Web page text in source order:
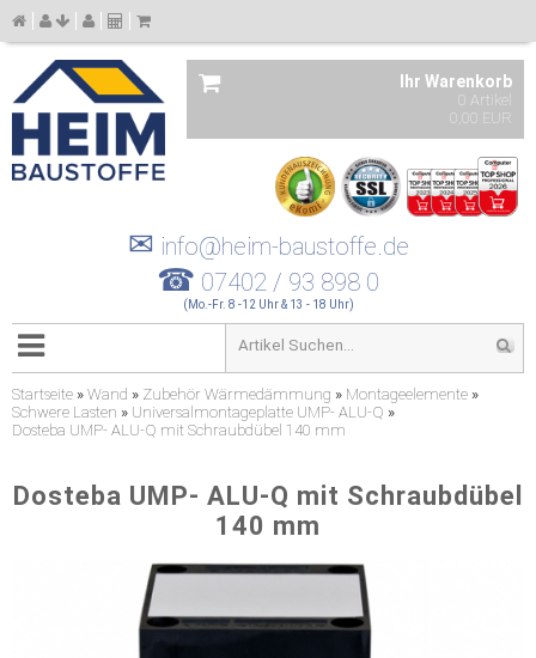
Ihr Warenkorb
0 Artikel
0,00 EUR
✉ info@heim-baustoffe.de
☎ 07402 / 93 898 0
(Mo.-Fr. 8 -12 Uhr & 13 - 18 Uhr)
Startseite » Wand » Zubehör Wärmedämmung » Montageelemente »
Schwere Lasten » Universalmontageplatte UMP- ALU-Q »
Dosteba UMP- ALU-Q mit Schraubdübel 140 mm
Dosteba UMP- ALU-Q mit Schraubdübel
140 mm